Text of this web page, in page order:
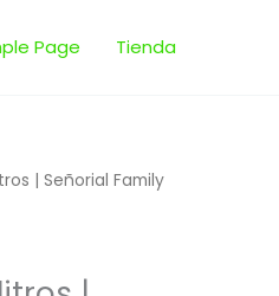
Page Tienda
| Señorial Family